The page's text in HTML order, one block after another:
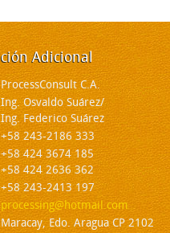
Adicional
ProcessConsult C.A.
Ing. Osvaldo Suárez/
Ing. Federico Suárez
+58 243-2186 333
+58 424 3674 185
+58 424 2636 362
+58 243-2413 197
processing@hotmail.com
Maracay, Edo. Aragua CP 2102